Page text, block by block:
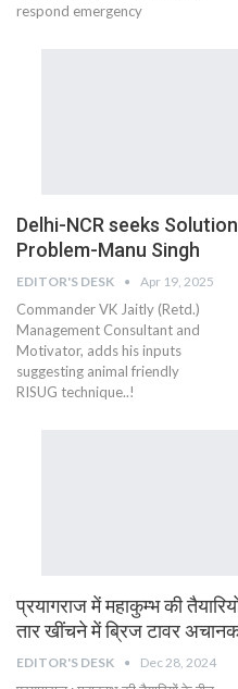
respond emergency
Delhi-NCR seeks
Problem-Manu Singh
EDITOR'S DESK Apr 19, 2025
Commander VK Jaitly (Retd.)
Management Consultant and
Motivator, adds his inputs
suggesting animal friendly
RISUG technique..!
प्रयागराज में महाकुम्भ की
तार खींचने में ब्रिज टावर
EDITOR'S DESK Dec 28, 2024